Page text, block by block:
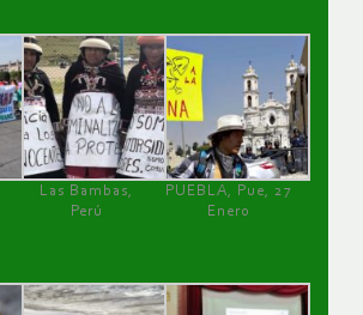
Las Bambas,
Perú
PUEBLA, Pue, 27
Enero